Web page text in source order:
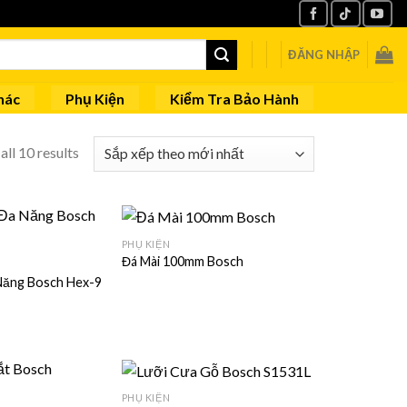
ĐĂNG NHẬP
Phụ Kiện Kiểm Tra Bảo Hành
10 results
Bosch Hex-9
PHỤ KIỆN
Đá Mài 100mm Bosch
PHỤ KIỆN